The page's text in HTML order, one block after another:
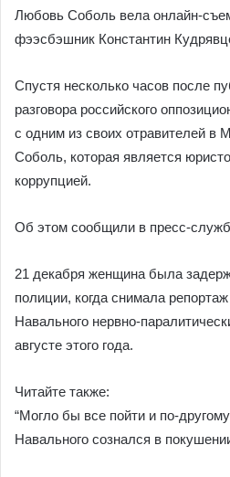
Любовь Соболь вела онлайн-
фээсбэшник Константин
Спустя несколько часов после
разговора российского
с одним из своих отравителей в
Соболь, которая является
коррупцией.
Об этом сообщили в пресс-
21 декабря женщина была
полиции, когда снимала
Навального нервно-
августе этого года.
Читайте также:
“Могло бы все пойти и по-
Навального сознался в